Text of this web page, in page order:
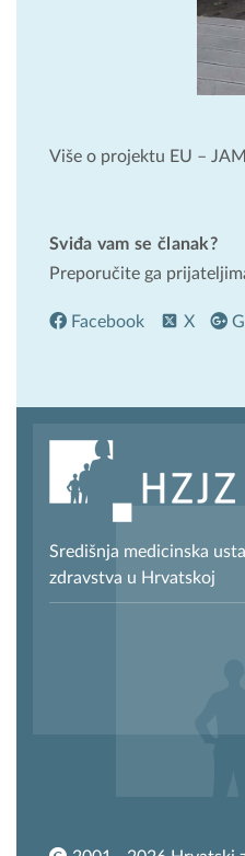
Više o projektu EU –
Sviđa vam se članak?
Preporučite ga
Facebook X
Središnja medicinska
zdravstva u Hrvatskoj